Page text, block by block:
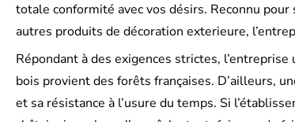
totale conformité avec vos désirs. Reconnu pour
autres produits de décoration exterieure,
Répondant à des exigences strictes,
bois provient des forêts françaises. D’ailleurs,
et sa résistance à l’usure du temps. Si